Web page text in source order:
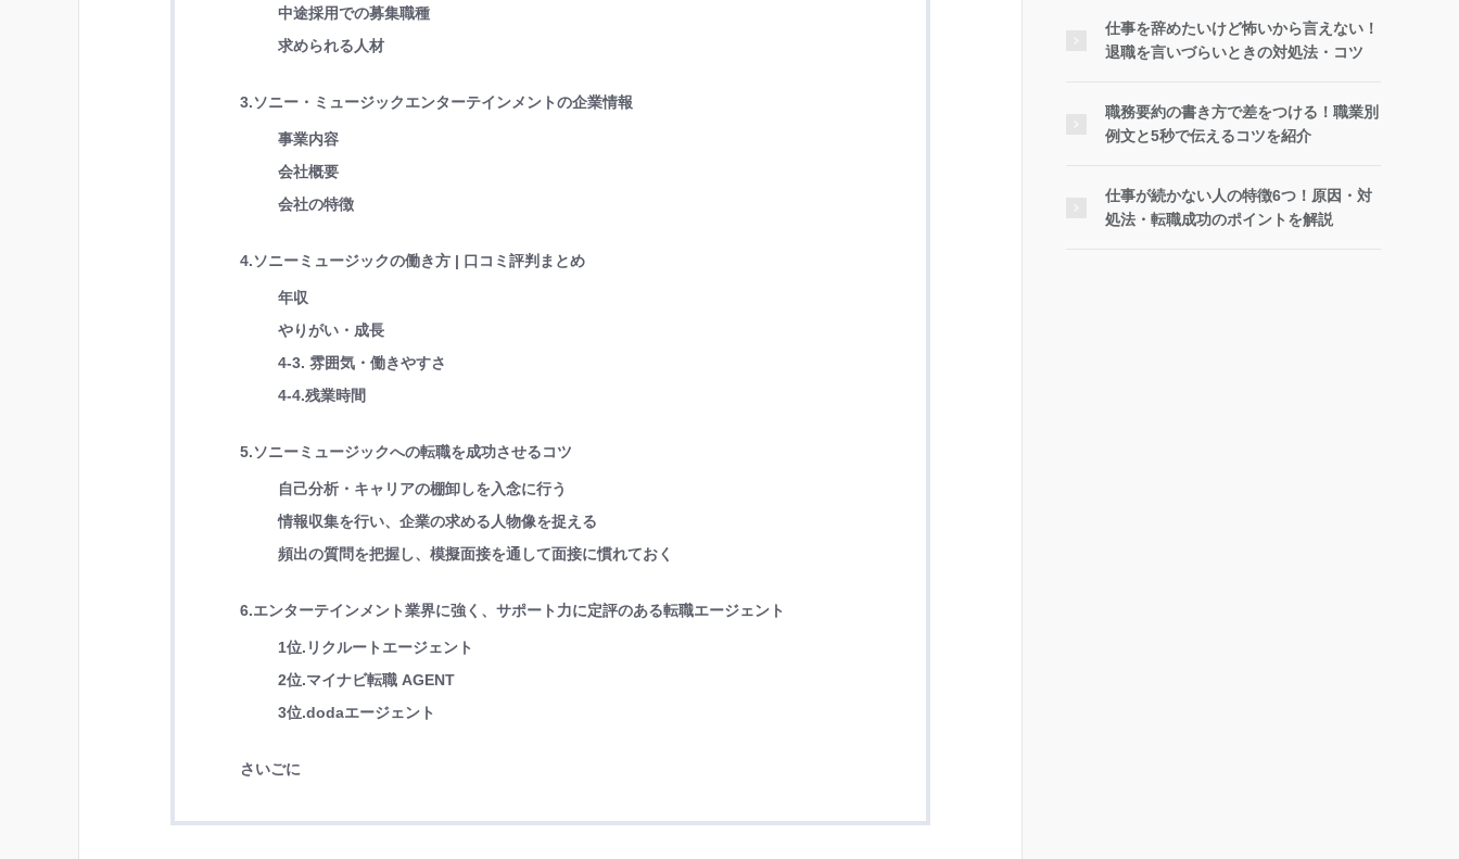
中途採用での募集職種
求められる人材
3.ソニー・ミュージックエンターテインメントの企業情報
事業内容
会社概要
会社の特徴
4.ソニーミュージックの働き方 | 口コミ評判まとめ
年収
やりがい・成長
4-3. 雰囲気・働きやすさ
4-4.残業時間
5.ソニーミュージックへの転職を成功させるコツ
自己分析・キャリアの棚卸しを入念に行う
情報収集を行い、企業の求める人物像を捉える
頻出の質問を把握し、模擬面接を通して面接に慣れておく
6.エンターテインメント業界に強く、サポート力に定評のある転職エージェント
1位.リクルートエージェント
2位.マイナビ転職 AGENT
3位.dodaエージェント
さいごに
仕事を辞めたいけど怖いから言えない！
退職を言いづらいときの対処法・コツ
職務要約の書き方で差をつける！職業別
例文と5秒で伝えるコツを紹介
仕事が続かない人の特徴6つ！原因・対
処法・転職成功のポイントを解説